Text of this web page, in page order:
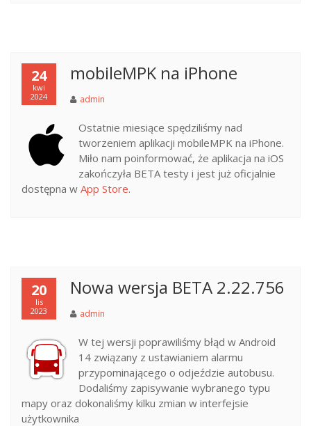
24
kwi
2024
mobileMPK na iPhone
admin
Ostatnie miesiące spędziliśmy nad
tworzeniem aplikacji mobileMPK na iPhone.
Miło nam poinformować, że aplikacja na iOS
zakończyła BETA testy i jest już oficjalnie
dostępna w App Store.
20
lis
2023
Nowa wersja BETA 2.22.756
admin
W tej wersji poprawiliśmy błąd w Android
14 związany z ustawianiem alarmu
przypominającego o odjeździe autobusu.
Dodaliśmy zapisywanie wybranego typu
mapy oraz dokonaliśmy kilku zmian w interfejsie
użytkownika